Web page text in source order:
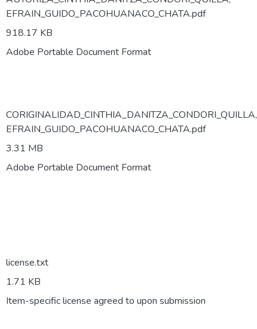
EFRAIN_GUIDO_PACOHUANACO_CHATA.pdf
918.17 KB
Adobe Portable Document Format
CORIGINALIDAD_CINTHIA_DANITZA_CONDORI_QUILLA,
EFRAIN_GUIDO_PACOHUANACO_CHATA.pdf
3.31 MB
Adobe Portable Document Format
license.txt
1.71 KB
Item-specific license agreed to upon submission